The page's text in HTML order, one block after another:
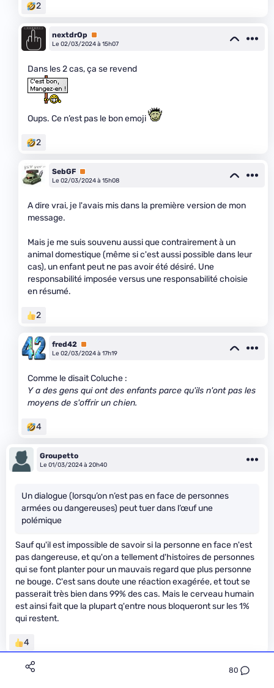
80
2
nextdrOp
Premium
Le 02/03/2024 à 15h07
Dans les 2 cas, ça se revend
Oups. Ce n’est pas le bon emoji
2
SebGF Premium
Le 02/03/2024 à 15h08
A dire vrai, je l'avais mis dans la première version de mon
message.
Mais je me suis souvenu aussi que contrairement à un
animal domestique (même si c'est aussi possible dans leur
cas), un enfant peut ne pas avoir été désiré. Une
responsabilité imposée versus une responsabilité choisie
en résumé.
2
fred42 Premium
Le 02/03/2024 à 17h19
Comme le disait Coluche :
Y a des gens qui ont des enfants parce qu'ils n'ont pas les
moyens de s'offrir un chien.
4
Groupetto
Le 01/03/2024 à 20h40
Un dialogue (lorsqu’on n’est pas en face de personnes
armées ou dangereuses) peut tuer dans l’œuf une
polémique
Sauf qu'il est impossible de savoir si la personne en face n'est
pas dangereuse, et qu'on a tellement d'histoires de personnes
qui se font planter pour un mauvais regard que plus personne
ne bouge. C'est sans doute une réaction exagérée, et tout se
passerait très bien dans 99% des cas. Mais le cerveau humain
est ainsi fait que la plupart q'entre nous bloqueront sur les 1%
qui restent.
4